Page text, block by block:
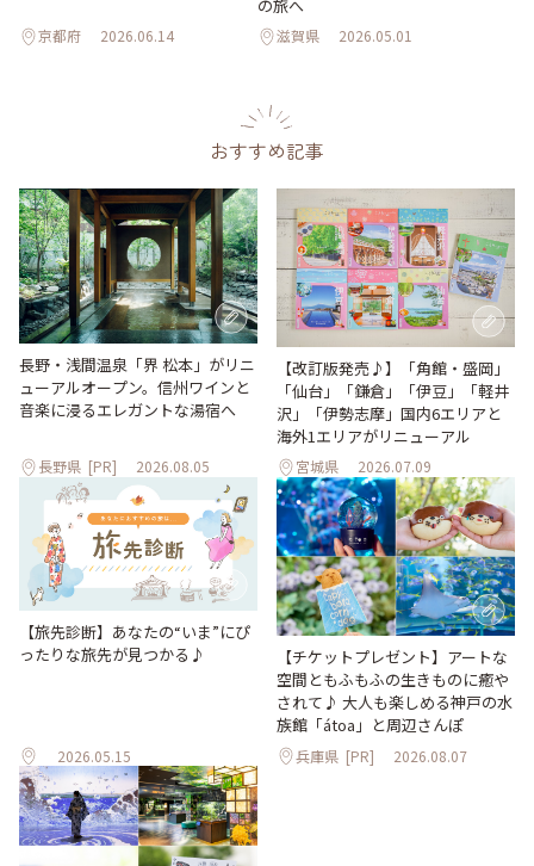
京都府 2026.06.14
の旅へ
滋賀県 2026.05.01
おすすめ記事
長野・浅間温泉「界 松本」がリニ
ューアルオープン。信州ワインと
音楽に浸るエレガントな湯宿へ
長野県 [PR] 2026.08.05
【改訂版発売♪】「角館・盛岡」
「仙台」「鎌倉」「伊豆」「軽井
沢」「伊勢志摩」国内6エリアと
海外1エリアがリニューアル
宮城県 2026.07.09
【旅先診断】あなたの“いま”にぴ
ったりな旅先が見つかる♪
2026.05.15
【チケットプレゼント】アートな
空間ともふもふの生きものに癒や
されて♪ 大人も楽しめる神戸の水
族館「átoa」と周辺さんぽ
兵庫県 [PR] 2026.08.07